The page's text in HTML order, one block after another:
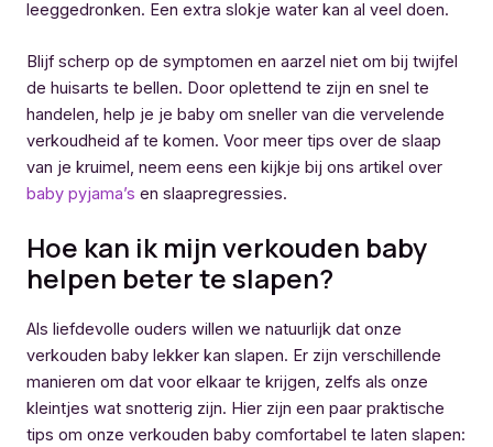
leeggedronken. Een extra slokje water kan al veel doen.
Blijf scherp op de symptomen en aarzel niet om bij twijfel
de huisarts te bellen. Door oplettend te zijn en snel te
handelen, help je je baby om sneller van die vervelende
verkoudheid af te komen. Voor meer tips over de slaap
van je kruimel, neem eens een kijkje bij ons artikel over
baby pyjama’s en slaapregressies.
Hoe kan ik mijn verkouden baby
helpen beter te slapen?
Als liefdevolle ouders willen we natuurlijk dat onze
verkouden baby lekker kan slapen. Er zijn verschillende
manieren om dat voor elkaar te krijgen, zelfs als onze
kleintjes wat snotterig zijn. Hier zijn een paar praktische
tips om onze verkouden baby comfortabel te laten slapen: